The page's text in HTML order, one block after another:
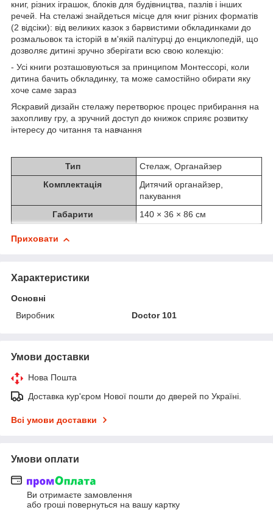
книг, різних іграшок, блоків для будівництва, пазлів і інших
речей. На стелажі знайдеться місце для книг різних форматів
(2 відсіки): від великих казок з барвистими обкладинками до
розмальовок та історій в м'якій палітурці до енциклопедій, що
дозволяє дитині зручно зберігати всю свою колекцію:
- Усі книги розташовуються за принципом Монтессорі, коли
дитина бачить обкладинку, та може самостійно обирати яку
хоче саме зараз
Яскравий дизайн стелажу перетворює процес прибирання на
захопливу гру, а зручний доступ до книжок сприяє розвитку
інтересу до читання та навчання
Тип
Стелаж, Органайзер
Комплектація
Дитячий органайзер,
пакування
Габарити
140 × 36 × 86 см
Приховати
Характеристики
Основні
Виробник
Doctor 101
Умови доставки
Нова Пошта
Доставка кур'єром Нової пошти до дверей по Україні.
Всі умови доставки
Умови оплати
Ви отримаєте замовлення
або гроші повернуться на вашу картку